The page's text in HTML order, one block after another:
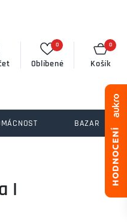
0
Oblíbené
0
Košík
BAZAR
I